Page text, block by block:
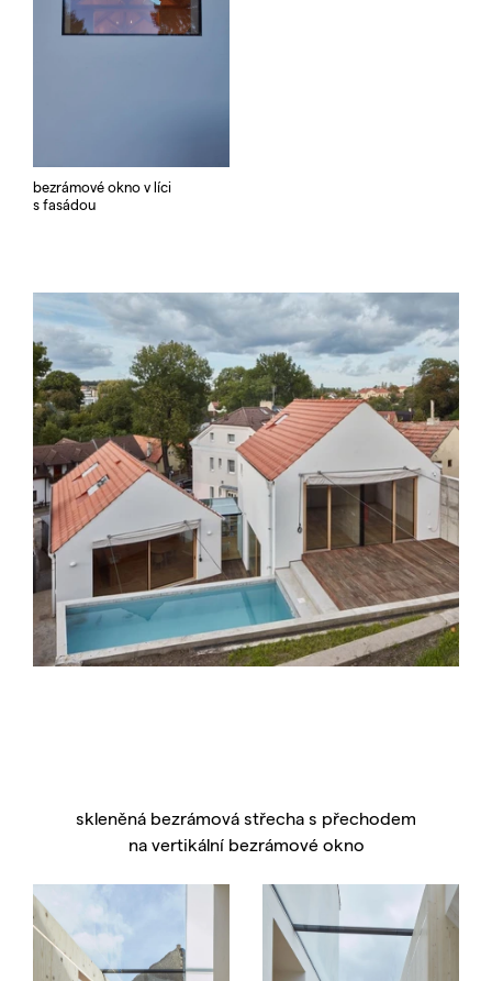
bezrámové okno v líci
s fasádou
skleněná bezrámová střecha s přechodem
na vertikální bezrámové okno